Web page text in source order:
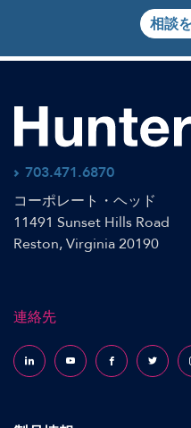
相談
703.471.6870
コーポレート・ヘッド
11491 Sunset Hills Road
Reston, Virginia 20190
連絡先
Follow us on LinkedInFollow us on YouTube
Follow us onFollow